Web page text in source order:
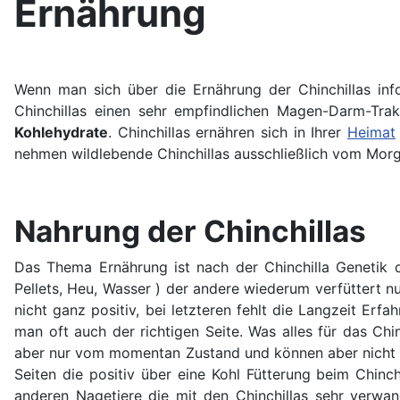
Ernährung
Wenn man sich über die Ernährung der Chinchillas
Chinchillas einen sehr empfindlichen Magen-Darm-
Kohlehydrate. Chinchillas ernähren sich in Ihrer Heimat
nehmen wildlebende Chinchillas ausschließlich vom
Nahrung der Chinchillas
Das Thema Ernährung ist nach der Chinchilla
Pellets, Heu, Wasser ) der andere wiederum verfüttert
nicht ganz positiv, bei letzteren fehlt die Langzeit
man oft auch der richtigen Seite. Was alles für das
aber nur vom momentan Zustand und können aber
Seiten die positiv über eine Kohl Fütterung beim
anderen Nagetiere die mit den Chinchillas sehr